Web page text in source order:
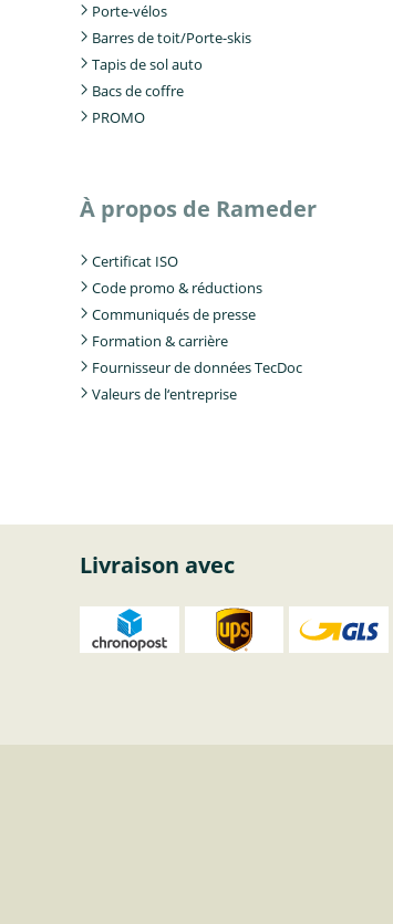
Porte-vélos
Barres de toit/Porte-skis
Tapis de sol auto
Bacs de coffre
PROMO
À propos de Rameder
Certificat ISO
Code promo & réductions
Communiqués de presse
Formation & carrière
Fournisseur de données TecDoc
Valeurs de l‘entreprise
Livraison avec